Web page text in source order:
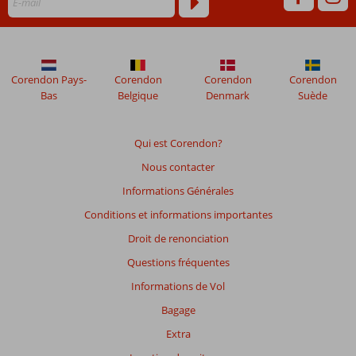
sont
affichés
afin
de
Qui est Corendon?
Nous contacter
Informations Générales
Conditions et informations importantes
Droit de renonciation
Questions fréquentes
Informations de Vol
Bagage
Extra
Corendon Pays-
Bas
Corendon
Belgique
Corendon
Denmark
Corendon
Suède